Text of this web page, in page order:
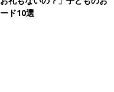
ド10選